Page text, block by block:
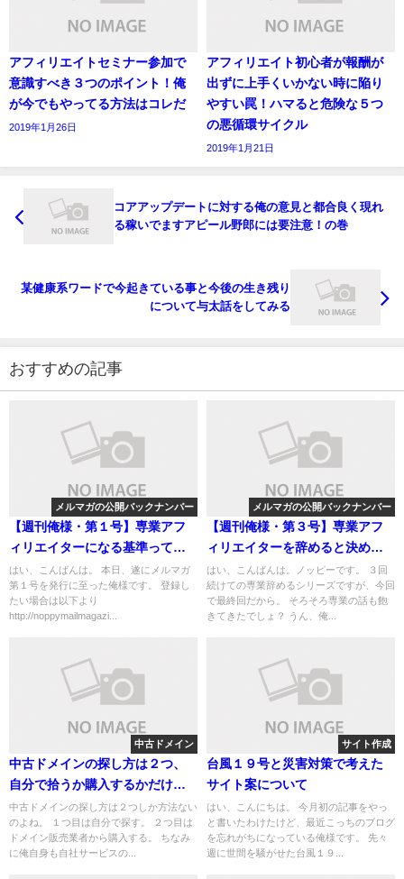
アフィリエイトセミナー参加で
意識すべき３つのポイント！俺
が今でもやってる方法はコレだ
2019年1月26日
アフィリエイト初心者が報酬が
出ずに上手くいかない時に陥り
やすい罠！ハマると危険な５つ
の悪循環サイクル
2019年1月21日
コアアップデートに対する俺の意見と都合良く現れ
る稼いでますアピール野郎には要注意！の巻
某健康系ワードで今起きている事と今後の生き残り
について与太話をしてみる
おすすめの記事
メルマガの公開バックナンバー
【週刊俺様・第１号】専業アフ
ィリエイターになる基準って
何？俺が思う専業化への条件
はい、こんばんは。 本日、遂にメルマガ
第１号を発行に至った俺様です。 登録し
たい場合は以下より
http://noppymailmagazi...
メルマガの公開バックナンバー
【週刊俺様・第３号】専業アフ
ィリエイターを辞めると決めた
時に再就職先を選ぶコツ
はい、こんばんは。ノッピーです。 ３回
続けての専業辞めるシリーズですが、今回
で最終回だから。 そろそろ専業の話も飽
きてきたでしょ？ うん、俺...
中古ドメイン
中古ドメインの探し方は２つ、
自分で拾うか購入するかだけど
好みでやればいいんじゃない
中古ドメインの探し方は２つしか方法ない
のよね。 １つ目は自分で探す。 ２つ目は
ドメイン販売業者から購入する。 ちなみ
に俺自身も自社サービスの...
サイト作成
台風１９号と災害対策で考えた
サイト案について
はい、こんにちは。 今月初の記事をやっ
と書いたわけたけど、最近こっちのブログ
を忘れがちになっている俺様です。 先々
週に世間を騒がせた台風１９...